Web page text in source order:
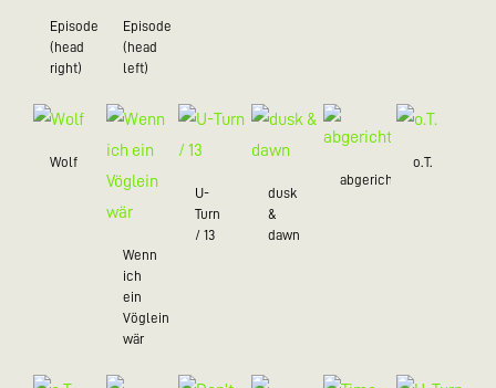
Episode
(head
right)
Episode
(head
left)
Wolf
Wenn
ich
ein
Vöglein
wär
U-
Turn
/ 13
dusk
&
dawn
abgerichtet
o.T.